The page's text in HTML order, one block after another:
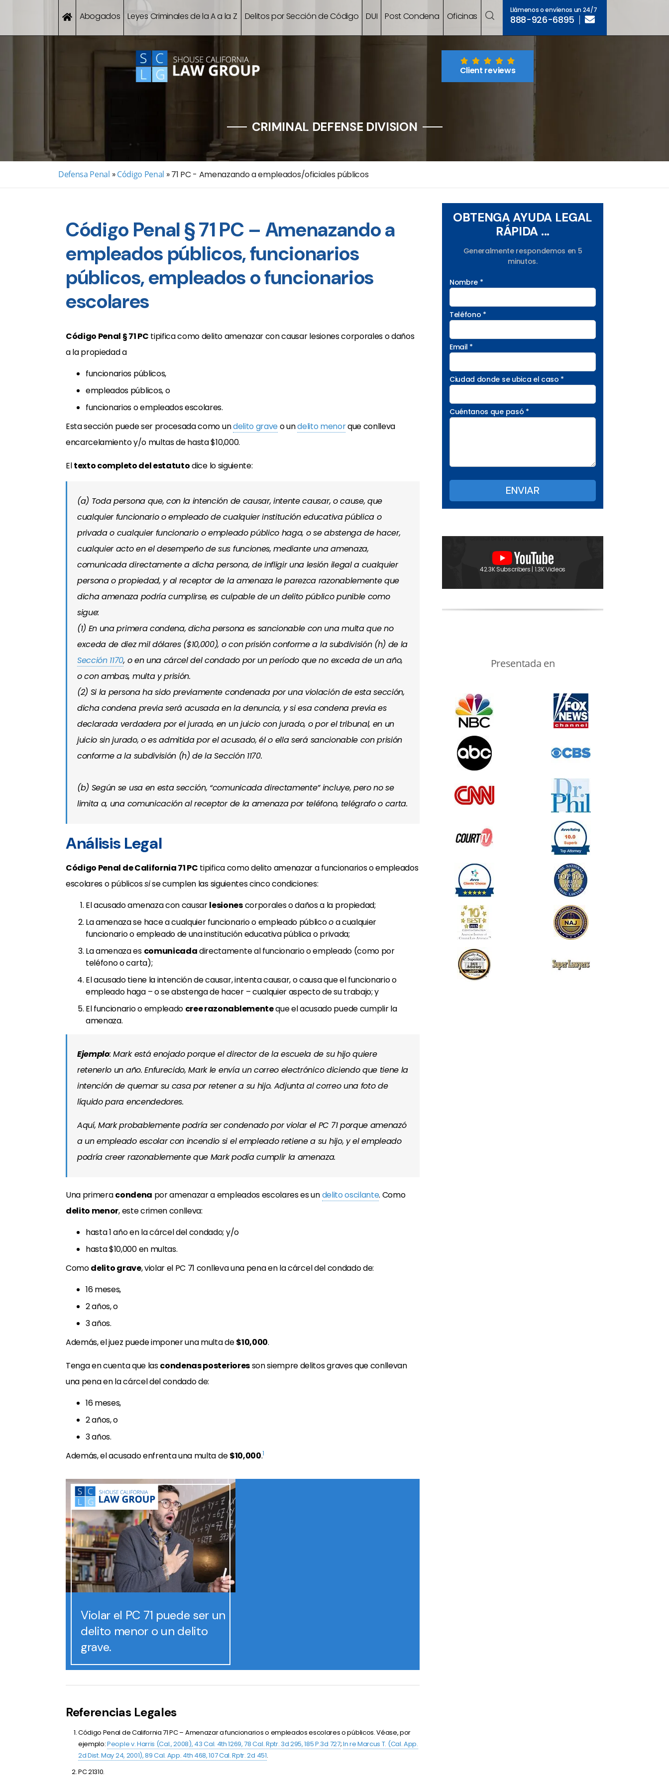
Abogados Leyes Criminales de la A a la Z Delitos por Sección de Código DUI Post Condena Oficinas
Llámenos o envíenos un 24/7
888-926-6895
Client reviews
CRIMINAL DEFENSE DIVISION
Defensa Penal » Código Penal »71 PC - Amenazando a empleados/oficiales públicos
Código Penal § 71 PC – Amenazando a
empleados públicos, funcionarios
públicos, empleados o funcionarios
escolares
Código Penal § 71 PC tipifica como delito amenazar con causar lesiones corporales o daños
a la propiedad a
funcionarios públicos,
empleados públicos, o
funcionarios o empleados escolares.
Esta sección puede ser procesada como undelito graveo undelito menorque conlleva
encarcelamiento y/o multas de hasta $10,000.
Eltexto completo del estatutodice lo siguiente:
(a) Toda persona que, con la intención de causar, intente causar, o cause, que
cualquier funcionario o empleado de cualquier institución educativa pública o
privada o cualquier funcionario o empleado público haga, o se abstenga de hacer,
cualquier acto en el desempeño de sus funciones, mediante una amenaza,
comunicada directamente a dicha persona, de infligir una lesión ilegal a cualquier
persona o propiedad, y al receptor de la amenaza le parezca razonablemente que
dicha amenaza podría cumplirse, es culpable de un delito público punible como
sigue:
(1) En una primera condena, dicha persona es sancionable con una multa que no
exceda de diez mil dólares ($10,000), o con prisión conforme a la subdivisión (h) de la
Sección 1170, o en una cárcel del condado por un período que no exceda de un año,
o con ambas, multa y prisión.
(2) Si la persona ha sido previamente condenada por una violación de esta sección,
dicha condena previa será acusada en la denuncia, y si esa condena previa es
declarada verdadera por el jurado, en un juicio con jurado, o por el tribunal, en un
juicio sin jurado, o es admitida por el acusado, él o ella será sancionable con prisión
conforme a la subdivisión (h) de la Sección 1170.
(b) Según se usa en esta sección, “comunicada directamente” incluye, pero no se
limita a, una comunicación al receptor de la amenaza por teléfono, telégrafo o carta.
Análisis Legal
Código Penal de California 71 PC tipifica como delito amenazar a funcionarios o empleados
escolares o públicossise cumplen las siguientes cinco condiciones:
El acusado amenaza con causarlesionescorporales o daños a la propiedad;
La amenaza se hace a cualquier funcionario o empleado públicooa cualquier
funcionario o empleado de una institución educativa pública o privada;
La amenaza es comunicadadirectamente al funcionario o empleado (como por
teléfono o carta);
El acusado tiene la intención de causar, intenta causar, o causa que el funcionario o
empleado haga – o se abstenga de hacer – cualquier aspecto de su trabajo; y
El funcionario o empleado cree razonablementeque el acusado puede cumplir la
amenaza.
Ejemplo: Mark está enojado porque el director de la escuela de su hijo quiere
retenerlo un año. Enfurecido, Mark le envía un correo electrónico diciendo que tiene la
intención de quemar su casa por retener a su hijo. Adjunta al correo una foto de
líquido para encendedores.
Aquí, Mark probablemente podría ser condenado por violar el PC 71 porque amenazó
a un empleado escolar con incendio si el empleado retiene a su hijo, y el empleado
podría creer razonablemente que Mark podía cumplir la amenaza.
Una primeracondena por amenazar a empleados escolares es undelito oscilante. Como
delito menor, este crimen conlleva:
hasta 1 año en la cárcel del condado; y/o
hasta $10,000 en multas.
Comodelito grave, violar el PC 71 conlleva una pena en la cárcel del condado de:
16 meses,
2 años, o
3 años.
Además, el juez puede imponer una multa de$10,000.
Tenga en cuenta que lascondenas posterioresson siempre delitos graves que conllevan
una pena en la cárcel del condado de:
16 meses,
2 años, o
3 años.
Además, el acusado enfrenta una multa de$10,000.1
Violar el PC 71 puede ser un
delito menor o un delito
grave.
Referencias Legales
Código Penal de California71 PC – Amenazar a funcionarios o empleados escolares o públicos. Véase, por
ejemplo:People v. Harris (Cal., 2008), 43 Cal. 4th 1269, 78 Cal. Rptr. 3d 295, 185 P.3d 727;In re Marcus T. (Cal. App.
2d Dist. May 24, 2001), 89 Cal. App. 4th 468, 107 Cal. Rptr. 2d 451.
PC 21310.
OBTENGA AYUDA LEGAL
RÁPIDA ...
Generalmente respondemos en 5
minutos.
Nombre *
Teléfono *
Email *
Ciudad donde se ubica el caso *
Cuéntanos que pasó *
42.3K Subscribers | 1.3K Videos
Presentada en